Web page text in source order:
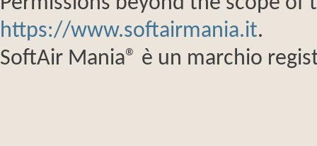
https://www.softairmania.it.
SoftAir Mania® è un marchio